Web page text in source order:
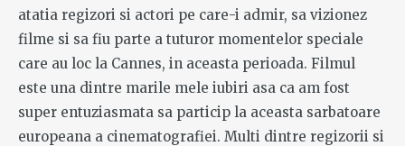
atatia regizori si actori pe care-i admir, sa vizionez
filme si sa fiu parte a tuturor momentelor speciale
care au loc la Cannes, in aceasta perioada. Filmul
este una dintre marile mele iubiri asa ca am fost
super entuziasmata sa particip la aceasta sarbatoare
europeana a cinematografiei. Multi dintre regizorii si